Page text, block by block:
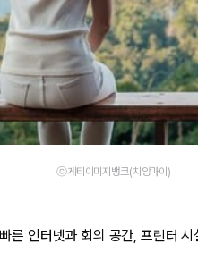
ⓒ게티이미지뱅크(치앙마이)
른 인터넷과 회의 공간, 프린터